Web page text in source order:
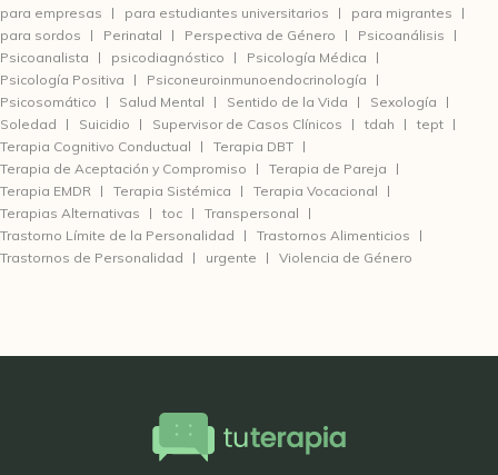
para empresas
para estudiantes universitarios
para migrantes
para sordos
Perinatal Perspectiva de Género
Psicoanálisis
Psicoanalista
psicodiagnóstico
Psicología Médica
Psicología Positiva
Psiconeuroinmunoendocrinología
Psicosomático
Salud Mental Sentido de la Vida
Sexología
Soledad
Suicidio Supervisor de Casos Clínicos tdah
tept
Terapia Cognitivo Conductual
Terapia DBT
Terapia de Aceptación y Compromiso
Terapia de Pareja
Terapia EMDR
Terapia Sistémica
Terapia Vocacional
Terapias Alternativas
toc
Transpersonal
Trastorno Límite de la Personalidad
Trastornos Alimenticios
Trastornos de Personalidad
urgente Violencia de Género